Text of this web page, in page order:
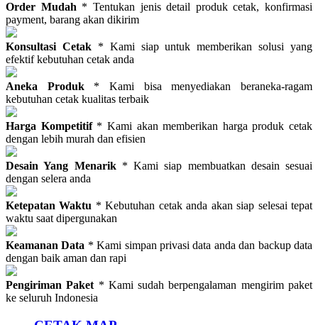
Order Mudah * Tentukan jenis detail produk cetak, konfirmasi
payment, barang akan dikirim
Konsultasi Cetak* Kami siap untuk memberikan solusi yang
efektif kebutuhan cetak anda
Aneka Produk * Kami bisa menyediakan beraneka-ragam
kebutuhan cetak kualitas terbaik
Harga Kompetitif* Kami akan memberikan harga produk cetak
dengan lebih murah dan efisien
Desain Yang Menarik* Kami siap membuatkan desain sesuai
dengan selera anda
Ketepatan Waktu * Kebutuhan cetak anda akan siap selesai tepat
waktu saat dipergunakan
Keamanan Data * Kami simpan privasi data anda dan backup data
dengan baik aman dan rapi
Pengiriman Paket * Kami sudah berpengalaman mengirim paket
ke seluruh Indonesia